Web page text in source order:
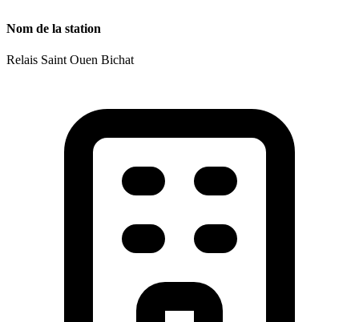
Nom de la station
Relais Saint Ouen Bichat